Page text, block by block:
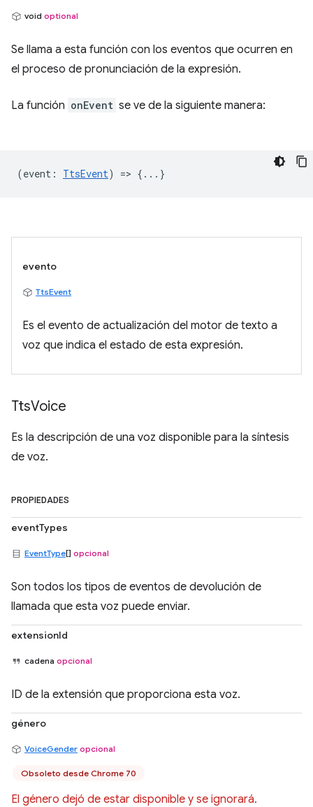
void optional
Se llama a esta función con los eventos que ocurren en
el proceso de pronunciación de la expresión.
La función onEvent se ve de la siguiente manera:
(event : TtsEvent) => {...}
evento
TtsEvent
Es el evento de actualización del motor de texto a
voz que indica el estado de esta expresión.
TtsVoice
Es la descripción de una voz disponible para la síntesis
de voz.
PROPIEDADES
eventTypes
EventType[] opcional
Son todos los tipos de eventos de devolución de
llamada que esta voz puede enviar.
extensionId
cadena opcional
ID de la extensión que proporciona esta voz.
género
VoiceGender opcional
Obsoleto desde Chrome 70
El género dejó de estar disponible y se ignorará.